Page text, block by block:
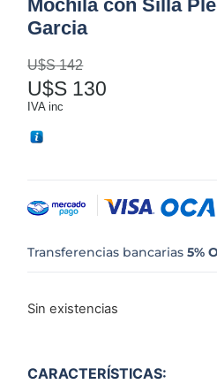
Mochila con Silla
Garcia
U$S142
U$S 130
IVA inc
Transferencias bancarias5%
Sin existencias
CARACTERÍSTICAS: